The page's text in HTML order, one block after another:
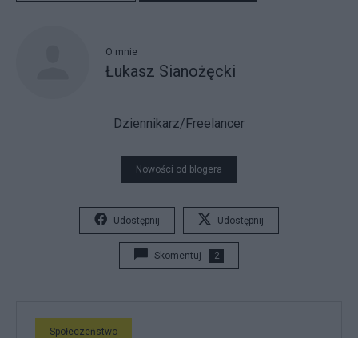
O mnie
Łukasz Sianożęcki
Dziennikarz/Freelancer
Nowości od blogera
Udostępnij Udostępnij
Skomentuj 2
Społeczeństwo